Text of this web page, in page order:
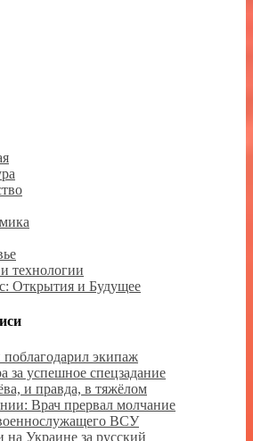
технологии
Открытия и Будущее
экипаж
за успешное спецзадание
и правда, в тяжёлом
Врач прервал молчание
ВСУ
на Украине за русский